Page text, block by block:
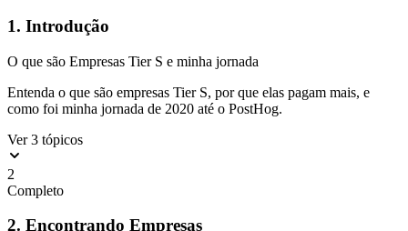
1. Introdução
O que são Empresas Tier S e minha jornada
Entenda o que são empresas Tier S, por que elas pagam mais, e
como foi minha jornada de 2020 até o PostHog.
Ver 3 tópicos
2
Completo
2. Encontrando Empresas